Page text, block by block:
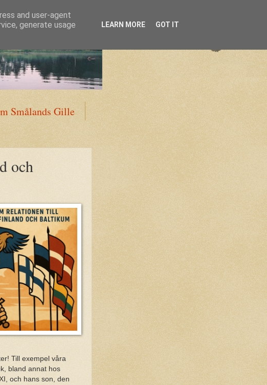
Smålands Gille
och
Till exempel våra
bland annat hos
och hans son, den
and user-agent
generate usage
LEARN MORE GOT IT